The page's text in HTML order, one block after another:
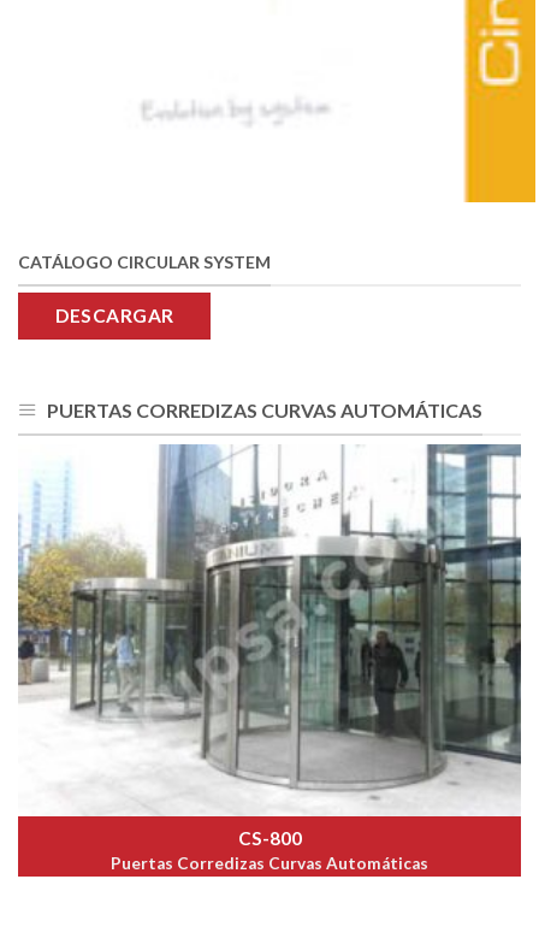
CATÁLOGO CIRCULAR SYSTEM
DESCARGAR
PUERTAS CORREDIZAS CURVAS AUTOMÁTICAS
CS-800
Puertas Corredizas Curvas Automáticas